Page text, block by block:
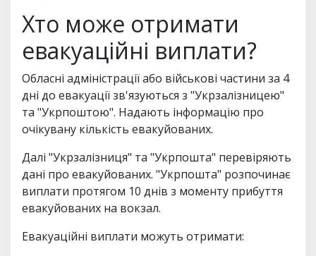
Хто може отримати
евакуаційні виплати?
Обласні адміністрації або військові частини за 4
дні до евакуації зв'язуються з "Укрзалізницею"
та "Укрпоштою". Надають інформацію про
очікувану кількість евакуйованих.
Далі "Укрзалізниця" та "Укрпошта" перевіряють
дані про евакуйованих. "Укрпошта" розпочинає
виплати протягом 10 днів з моменту прибуття
евакуйованих на вокзал.
Евакуаційні виплати можуть отримати: